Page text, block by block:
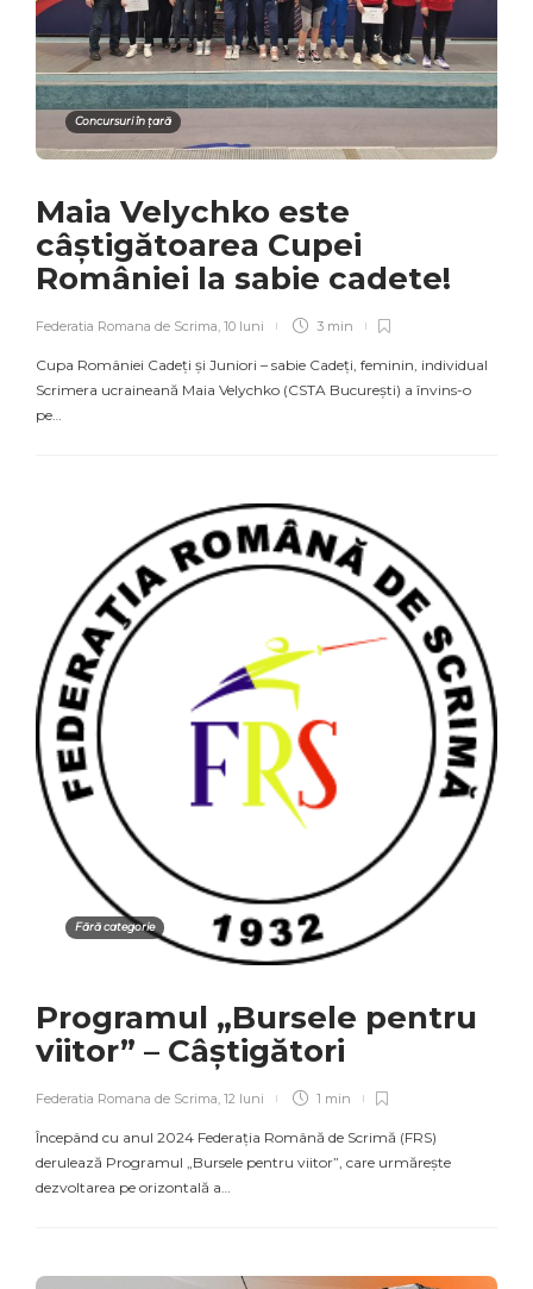
Concursuri în țară
Maia Velychko este
câștigătoarea Cupei
României la sabie cadete!
Federatia Romana de Scrima, 10 luni 3 min
Cupa României Cadeți și Juniori – sabie Cadeți, feminin, individual
Scrimera ucraineană Maia Velychko (CSTA București) a învins-o
pe…
Fără categorie
Programul „Bursele pentru
viitor” – Câștigători
Federatia Romana de Scrima, 12 luni 1 min
Începând cu anul 2024 Federația Română de Scrimă (FRS)
derulează Programul „Bursele pentru viitor”, care urmărește
dezvoltarea pe orizontală a…